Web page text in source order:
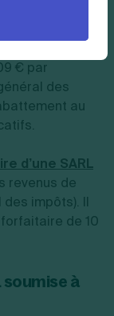
des
forfaitaire de
€ par
des
au
d’une SARL
revenus de
impôts). Il
de 10
soumise à